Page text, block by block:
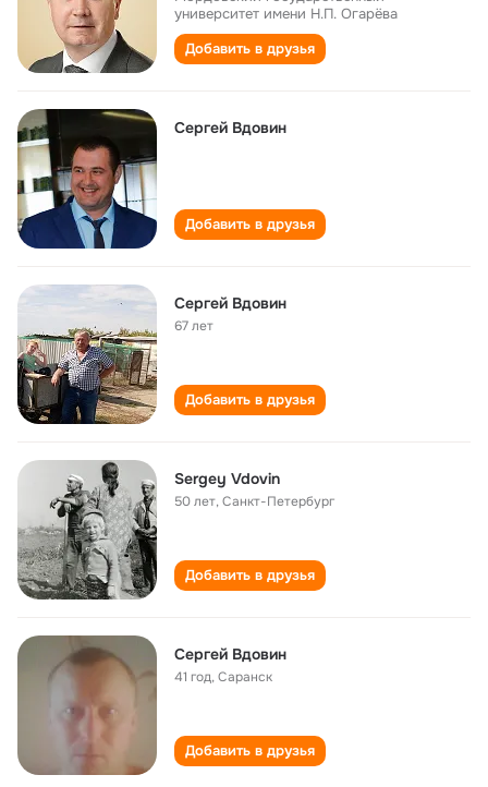
университет имени Н.П. Огарёва
Добавить в друзья
Сергей Вдовин
Добавить в друзья
Сергей Вдовин
67 лет
Добавить в друзья
Sergey Vdovin
50 лет,Санкт-Петербург
Добавить в друзья
Сергей Вдовин
41 год,Саранск
Добавить в друзья